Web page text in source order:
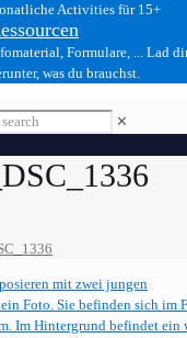
Activities für 15+
Formulare, ... Lad
was du brauchst.
✕